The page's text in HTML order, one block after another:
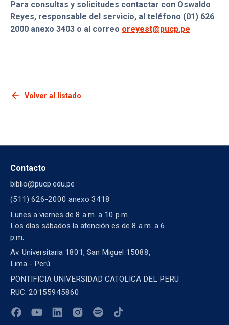
Para consultas y solicitudes contactar con Oswaldo
Reyes, responsable del servicio, al teléfono (01) 626
2000 anexo 3403 o al correo oreyest@pucp.pe
arrow_back Volver al listado
Contacto
biblio@pucp.edu.pe
(511) 626-2000 anexo 3418
Lunes a viernes de 8 a.m. a 10 p.m.
Los días sábados la atención es de 8 a.m. a 6
p.m.
Av. Universitaria 1801, San Miguel 15088,
Lima - Perú
PONTIFICIA UNIVERSIDAD CATOLICA DEL PERU
RUC: 20155945860